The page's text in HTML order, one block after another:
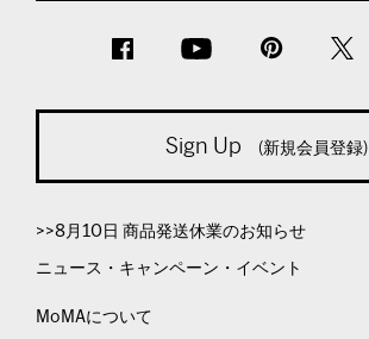
Sign Up (新規会員登録)
>>8月10日 商品発送休業のお知らせ
ニュース・キャンペーン・イベント
MoMAについて